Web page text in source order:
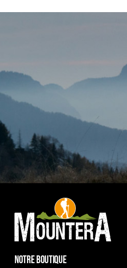
NOTRE BOUTIQUE